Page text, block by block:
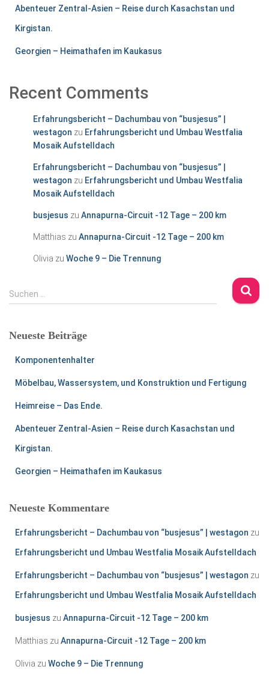
Abenteuer Zentral-Asien – Reise durch Kasachstan und
Kirgistan.
Georgien – Heimathafen im Kaukasus
Recent Comments
Erfahrungsbericht – Dachumbau von “busjesus” |
westagon zu Erfahrungsbericht und Umbau Westfalia
Mosaik Aufstelldach
Erfahrungsbericht – Dachumbau von “busjesus” |
westagon zu Erfahrungsbericht und Umbau Westfalia
Mosaik Aufstelldach
busjesus zu Annapurna-Circuit -12 Tage – 200 km
Matthias zu Annapurna-Circuit -12 Tage – 200 km
Olivia zu Woche 9 – Die Trennung
S
u
e
Suchen …
Neueste Beiträge
Komponentenhalter
Möbelbau, Wassersystem, und Konstruktion und Fertigung
Heimreise – Das Ende.
Abenteuer Zentral-Asien – Reise durch Kasachstan und
Kirgistan.
Georgien – Heimathafen im Kaukasus
Neueste Kommentare
Erfahrungsbericht – Dachumbau von “busjesus” | westagon zu
Erfahrungsbericht und Umbau Westfalia Mosaik Aufstelldach
Erfahrungsbericht – Dachumbau von “busjesus” | westagon zu
Erfahrungsbericht und Umbau Westfalia Mosaik Aufstelldach
busjesus zu Annapurna-Circuit -12 Tage – 200 km
Matthias zu Annapurna-Circuit -12 Tage – 200 km
Olivia zu Woche 9 – Die Trennung